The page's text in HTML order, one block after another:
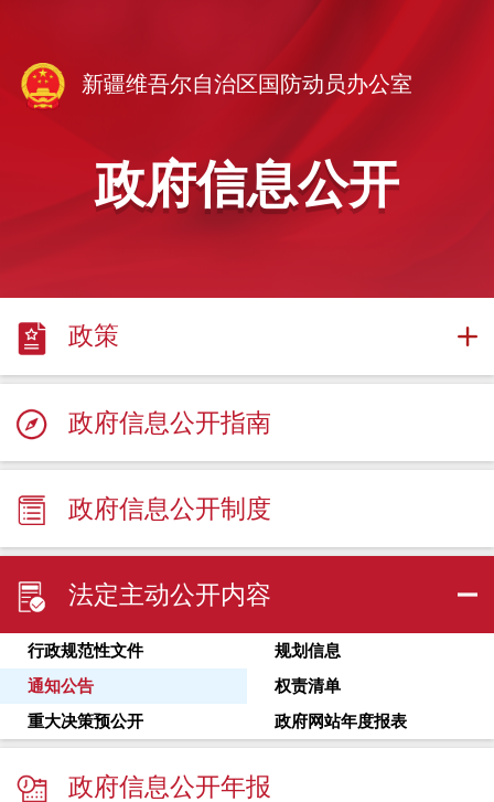
新疆维吾尔自治区国防动员办公室
政府信息公开
政策
政府信息公开指南
政府信息公开制度
法定主动公开内容
行政规范性文件
规划信息
通知公告
权责清单
重大决策预公开
政府网站年度报表
政府信息公开年报